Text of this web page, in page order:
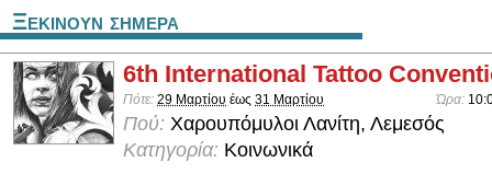
Ξεκινουν σημερα
6th International Tattoo
Πότε: 29 Μαρτίου έως 31 Μαρτίου Ώρα:
Πού: Χαρουπόμυλοι Λανίτη, Λεμεσός
Κατηγορία: Κοινωνικά